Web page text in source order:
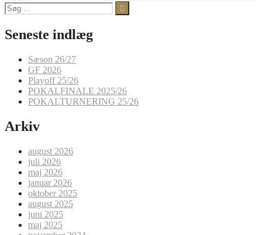
Søg
efter:
Seneste indlæg
Sæson 26/27
GF 2026
Playoff 25/26
POKALFINALE 2025/26
POKALTURNERING 25/26
Arkiv
august 2026
juli 2026
maj 2026
januar 2026
oktober 2025
august 2025
juni 2025
maj 2025